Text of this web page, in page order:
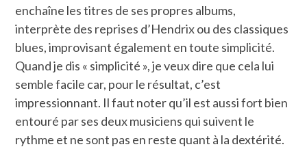
enchaîne les titres de ses propres albums,
interprète des reprises d’Hendrix ou des classiques
blues, improvisant également en toute simplicité.
Quand je dis « simplicité », je veux dire que cela lui
semble facile car, pour le résultat, c’est
impressionnant. Il faut noter qu’il est aussi fort bien
entouré par ses deux musiciens qui suivent le
rythme et ne sont pas en reste quant à la dextérité.